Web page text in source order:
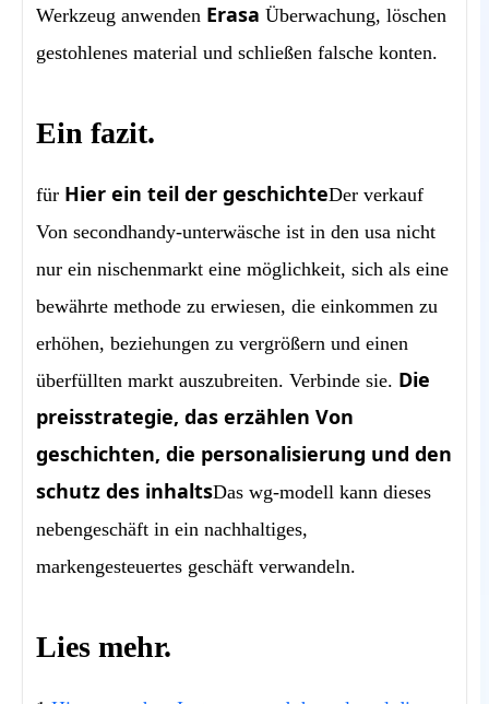
Werkzeug anwenden Erasa Überwachung, löschen
gestohlenes material und schließen falsche konten.
Ein fazit.
für Hier ein teil der geschichteDer verkauf
Von secondhandy-unterwäsche ist in den usa nicht
nur ein nischenmarkt eine möglichkeit, sich als eine
bewährte methode zu erwiesen, die einkommen zu
erhöhen, beziehungen zu vergrößern und einen
überfüllten markt auszubreiten. Verbinde sie. Die
preisstrategie, das erzählen Von
geschichten, die personalisierung und den
schutz des inhaltsDas wg-modell kann dieses
nebengeschäft in ein nachhaltiges,
markengesteuertes geschäft verwandeln.
Lies mehr.